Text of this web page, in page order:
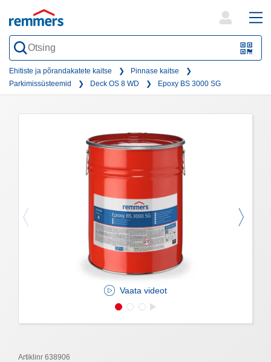
QR-
form
Ehitiste ja põrandakatete kaitse
Pinnase kaitse
Parkimissüsteemid
Deck OS 8 WD Epoxy BS 3000 SG
Vaata videot
Artiklinr 638906